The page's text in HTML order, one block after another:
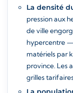
La densité
pression aux
de ville
hypercentre —
matériels par
province. Les
grilles